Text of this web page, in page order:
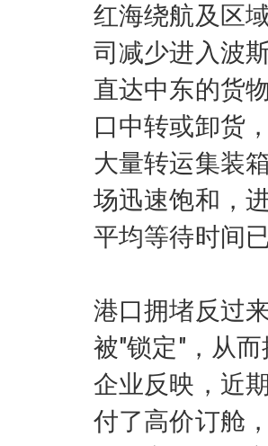
红海绕航及区
司减少进入波
直达中东的货
口中转或卸货
大量转运集装
场迅速饱和，
平均等待时间
港口拥堵反过
被"锁定"，从
企业反映，近
付了高价订舱